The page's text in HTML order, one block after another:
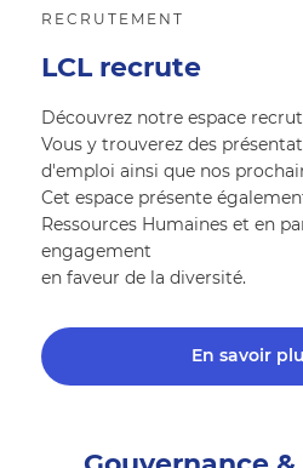
RECRUTEMENT
LCL recrute
Découvrez notre espace
Vous y trouverez des
d'emploi ainsi que nos
Cet espace présente
Ressources Humaines et en
engagement
en faveur de la diversité.
En savoir